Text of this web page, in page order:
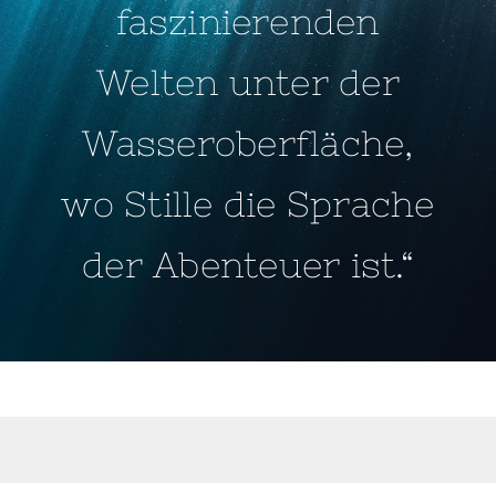
faszinierenden
Welten unter der
Wasseroberfläche,
wo Stille die Sprache
der Abenteuer ist.“